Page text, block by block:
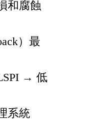
和腐蝕
）最
→ 低
系統